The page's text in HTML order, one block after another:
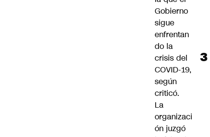
Gobierno
sigue
enfrentan
do la
crisis del
COVID-19,
según
criticó.
La
organizaci
ón juzgó